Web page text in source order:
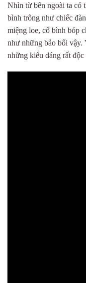
Nhìn từ bên ngoài ta có
bình trông như chiếc
miệng loe, cổ bình bóp
như những bảo bối vậy.
những kiểu dáng rất